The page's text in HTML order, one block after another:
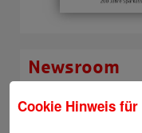
Newsroom
Cookie Hinweis für